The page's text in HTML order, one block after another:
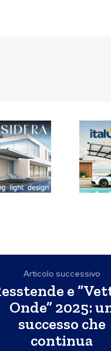
Articolo successivo
e
Onde” 2025:
successo che
continua